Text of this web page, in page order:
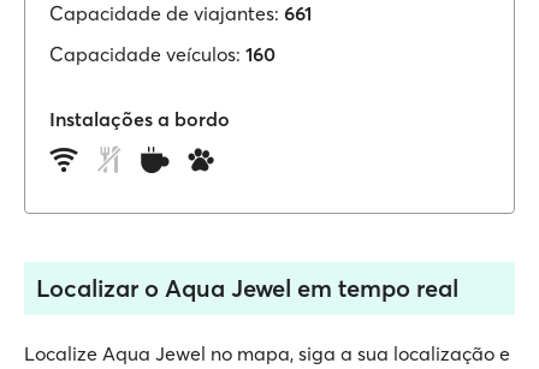
Capacidade de viajantes: 661
Capacidade veículos: 160
Instalações a bordo
Localizar o Aqua Jewel em tempo real
Localize Aqua Jewel no mapa, siga a sua localização e